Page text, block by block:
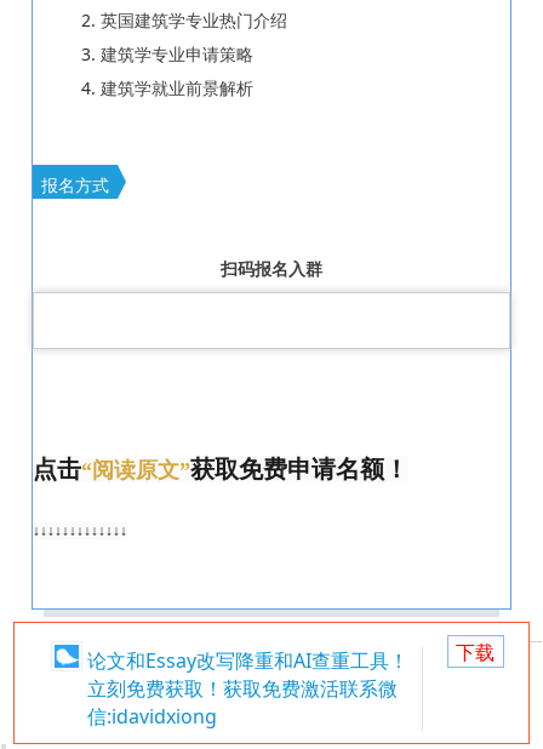
2. 英国建筑学专业热门介绍
3. 建筑学专业申请策略
4. 建筑学就业前景解析
报名方式
扫码报名入群
点击“阅读原文”获取免费申请名额！
↓↓↓↓↓↓↓↓↓↓↓↓↓
论文和Essay改写降重和AI查重工具！
立刻免费获取！获取免费激活联系微
信:idavidxiong
下载